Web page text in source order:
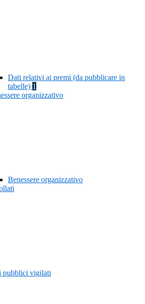
Dati relativi ai premi (da pubblicare in
tabelle) 1
organizzativo
Benessere organizzativo
pubblici vigilati